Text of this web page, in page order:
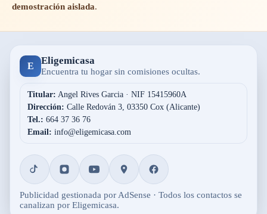
demostración aislada.
E Eligemicasa
Encuentra tu hogar sin comisiones ocultas.
Titular: Angel Rives Garcia · NIF 15415960A
Dirección: Calle Redován 3, 03350 Cox (Alicante)
Tel.: 664 37 36 76
Email: info@eligemicasa.com
Publicidad gestionada por AdSense · Todos los contactos se
canalizan por Eligemicasa.